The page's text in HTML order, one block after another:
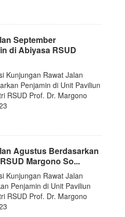
September
di Abiyasa RSUD
Kunjungan Rawat Jalan
Penjamin di Unit Paviliun
RSUD Prof. Dr. Margono
Agustus Berdasarkan
Margono So...
Kunjungan Rawat Jalan
Penjamin di Unit Paviliun
RSUD Prof. Dr. Margono